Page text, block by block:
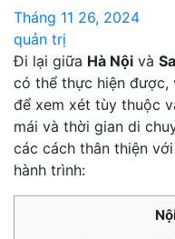
Tháng 11 26, 2024
quản trị
Đi lại giữa Hà Nội và
có thể thực hiện
để xem xét tùy thuộc
mái và thời gian di
các cách thân thiện
hành trình: